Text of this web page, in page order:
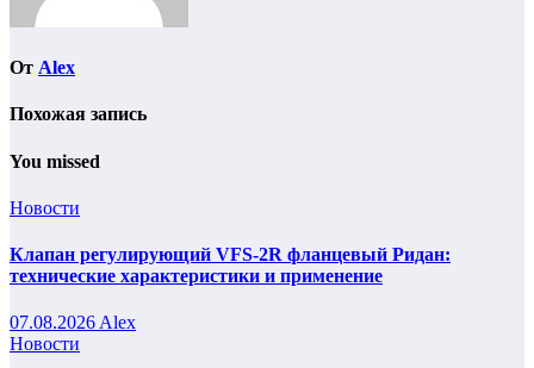
От Alex
Похожая запись
You missed
Новости
Клапан регулирующий VFS-2R фланцевый Ридан:
технические характеристики и применение
07.08.2026Alex
Новости